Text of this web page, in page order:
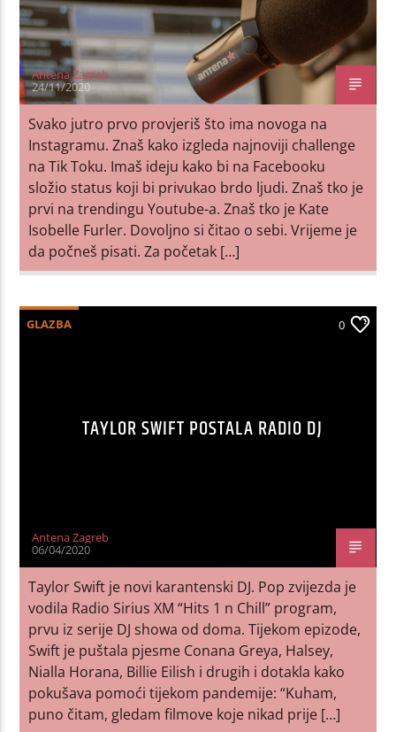
Antena Zagreb
24/11/2020
Svako jutro prvo provjeriš što ima novoga na
Instagramu. Znaš kako izgleda najnoviji challenge
na Tik Toku. Imaš ideju kako bi na Facebooku
složio status koji bi privukao brdo ljudi. Znaš tko je
prvi na trendingu Youtube-a. Znaš tko je Kate
Isobelle Furler. Dovoljno si čitao o sebi. Vrijeme je
da počneš pisati. Za početak […]
GLAZBA 0
TAYLOR SWIFT POSTALA RADIO DJ
Antena Zagreb
06/04/2020
Taylor Swift je novi karantenski DJ. Pop zvijezda je
vodila Radio Sirius XM “Hits 1 n Chill” program,
prvu iz serije DJ showa od doma. Tijekom epizode,
Swift je puštala pjesme Conana Greya, Halsey,
Nialla Horana, Billie Eilish i drugih i dotakla kako
pokušava pomoći tijekom pandemije: “Kuham,
puno čitam, gledam filmove koje nikad prije […]